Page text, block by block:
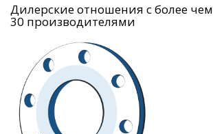
Дилерские отношения с более чем
30 производителями